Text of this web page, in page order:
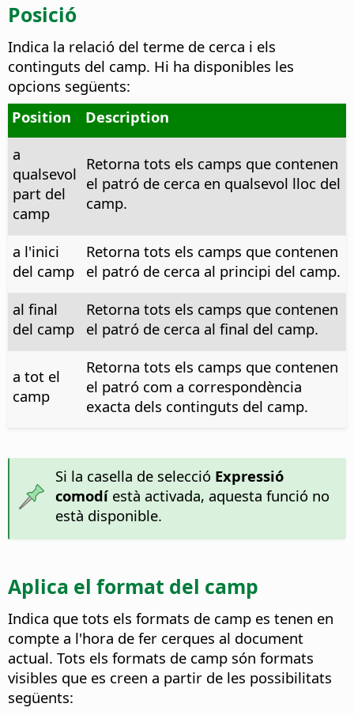
Posició
Indica la relació del terme de cerca i els
continguts del camp. Hi ha disponibles les
opcions següents:
Position
Description
a
qualsevol
part del
camp
Retorna tots els camps que contenen
el patró de cerca en qualsevol lloc del
camp.
a l'inici
del camp
Retorna tots els camps que contenen
el patró de cerca al principi del camp.
al final
del camp
Retorna tots els camps que contenen
el patró de cerca al final del camp.
a tot el
camp
Retorna tots els camps que contenen
el patró com a correspondència
exacta dels continguts del camp.
Si la casella de selecció Expressió
comodíestà activada, aquesta funció no
està disponible.
Aplica el format del camp
Indica que tots els formats de camp es tenen en
compte a l'hora de fer cerques al document
actual. Tots els formats de camp són formats
visibles que es creen a partir de les possibilitats
següents: